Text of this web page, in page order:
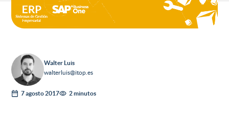
Walter Luis
walterluis@itop.es
7 agosto 2017 2 minutos